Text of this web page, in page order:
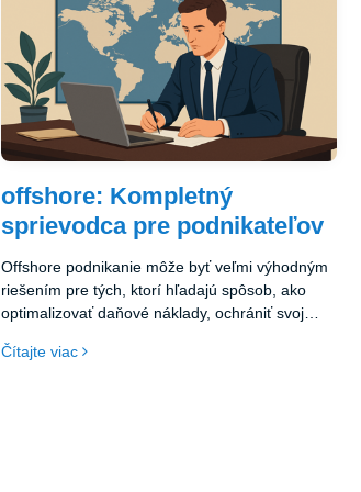
nastaviť a spravovať vašu spoločnosť. Tento
krok vám môže pomôcť dosiahnuť úspech na
globálnych trhoch a maximalizovať vaše
podnikateľské zisky.
offshore: Kompletný
sprievodca pre podnikateľov
Offshore podnikanie môže byť veľmi výhodným
riešením pre tých, ktorí hľadajú spôsob, ako
optimalizovať daňové náklady, ochrániť svoj
trhom. Offshore spoločnosti ponúkajú množstvo
Čítajte viac